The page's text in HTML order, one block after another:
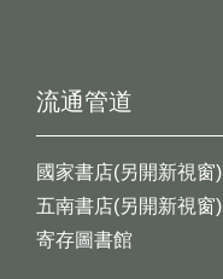
流通管道
國家書店(另開新視窗)
五南書店(另開新視窗)
寄存圖書館